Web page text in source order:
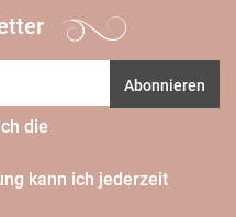
Abonnieren
die
kann ich jederzeit